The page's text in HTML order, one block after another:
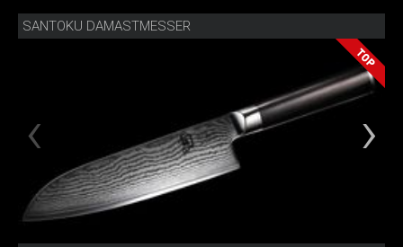
SANTOKU DAMASTMESSER